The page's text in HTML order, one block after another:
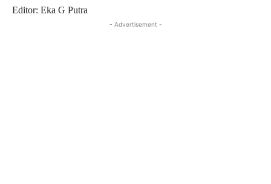
Editor: Eka G Putra
- Advertisement -